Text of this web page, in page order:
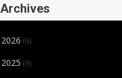
Archives
2026 (6)
2025 (9)